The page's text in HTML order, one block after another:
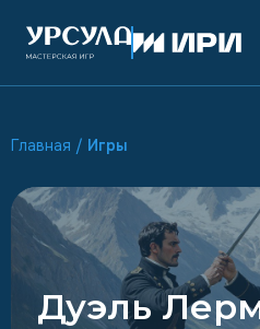
Главная / Игры
Дуэль